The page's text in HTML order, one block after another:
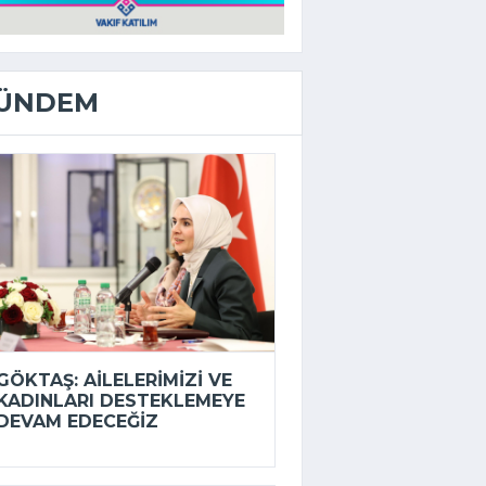
AILELERIMIZI VE
DESTEKLEMEYE
EDECEĞIZ